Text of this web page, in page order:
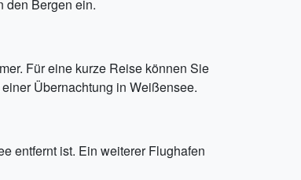
den Bergen ein.
Für eine kurze Reise können Sie
Übernachtung in Weißensee.
entfernt ist. Ein weiterer Flughafen